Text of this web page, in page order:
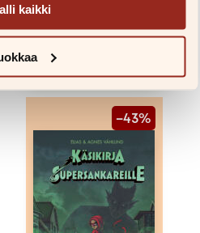
kaikki
12,00
–43%